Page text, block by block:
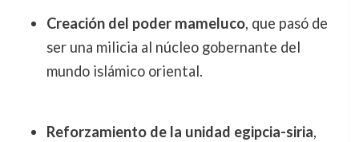
Creación del poder mameluco, que pasó de
ser una milicia al núcleo gobernante del
mundo islámico oriental.
Reforzamiento de la unidad egipcia-siria,